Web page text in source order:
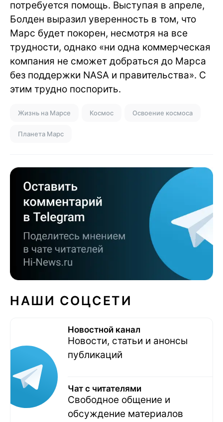
потребуется помощь. Выступая в апреле,
Болден выразил уверенность в том, что
Марс будет покорен, несмотря на все
трудности, однако «ни одна коммерческая
компания не сможет добраться до Марса
без поддержки NASA и правительства». С
этим трудно поспорить.
Жизнь на Марсе Космос Освоение космоса
Планета Марс
НАШИ СОЦСЕТИ
Новостной канал
Новости, статьи и анонсы
публикаций
Чат с читателями
Свободное общение и
обсуждение материалов